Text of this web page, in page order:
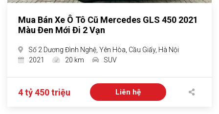
Mua Bán Xe Ô Tô Cũ Mercedes GLS 450 2021
Màu Đen Mới Đi 2 Vạn
Số 2 Dương Đình Nghệ, Yên Hòa, Cầu Giấy, Hà Nội
2021
20 km SUV
4 tỷ 450 triệu Liên hệ